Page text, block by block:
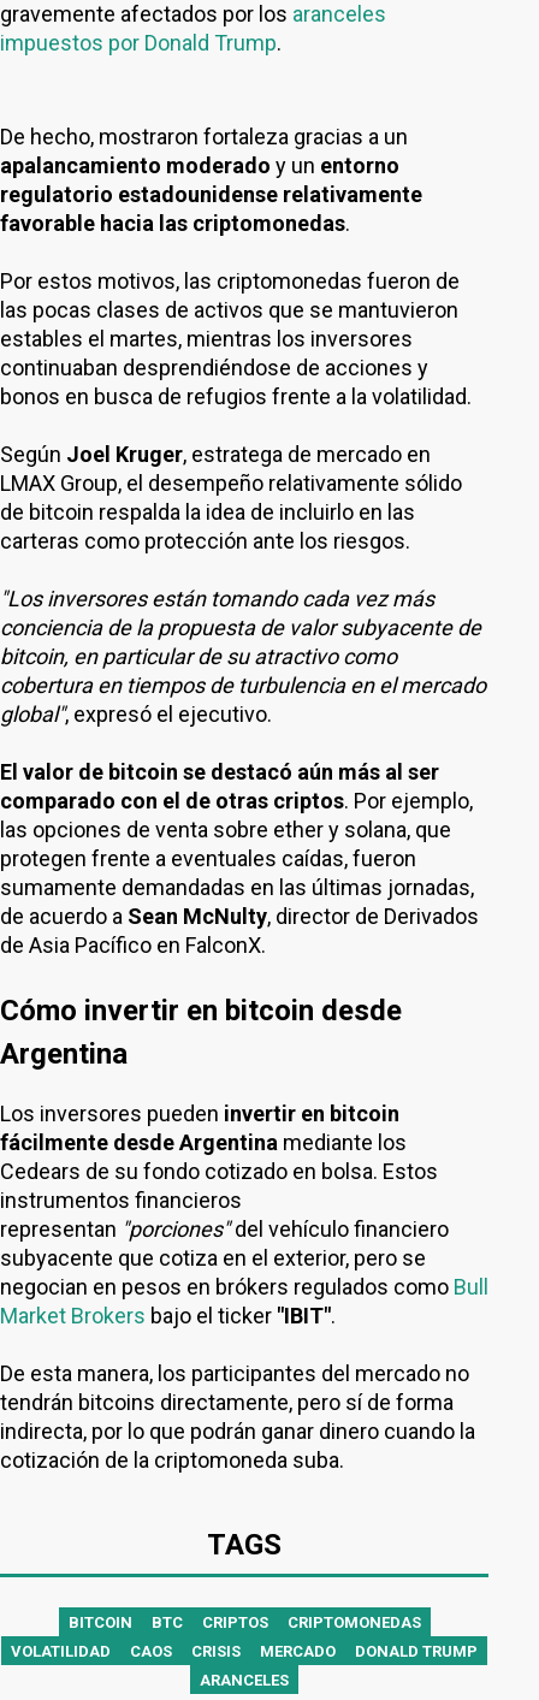
gravemente afectados por los aranceles
impuestos por Donald Trump.
De hecho, mostraron fortaleza gracias a un
apalancamiento moderado y un entorno
regulatorio estadounidense relativamente
favorable hacia las criptomonedas.
Por estos motivos, las criptomonedas fueron de
las pocas clases de activos que se mantuvieron
estables el martes, mientras los inversores
continuaban desprendiéndose de acciones y
bonos en busca de refugios frente a la volatilidad.
Según Joel Kruger, estratega de mercado en
LMAX Group, el desempeño relativamente sólido
de bitcoin respalda la idea de incluirlo en las
carteras como protección ante los riesgos.
"Los inversores están tomando cada vez más
conciencia de la propuesta de valor subyacente de
bitcoin, en particular de su atractivo como
cobertura en tiempos de turbulencia en el mercado
global", expresó el ejecutivo.
El valor de bitcoin se destacó aún más al ser
comparado con el de otras criptos. Por ejemplo,
las opciones de venta sobre ether y solana, que
protegen frente a eventuales caídas, fueron
sumamente demandadas en las últimas jornadas,
de acuerdo a Sean McNulty, director de Derivados
de Asia Pacífico en FalconX.
Cómo invertir en bitcoin desde
Argentina
Los inversores pueden invertir en bitcoin
fácilmente desde Argentina mediante los
Cedears de su fondo cotizado en bolsa. Estos
instrumentos financieros
representan "porciones"del vehículo financiero
subyacente que cotiza en el exterior, pero se
negocian en pesos en brókers regulados como Bull
Market Brokers bajo el ticker "IBIT".
De esta manera, los participantes del mercado no
tendrán bitcoins directamente, pero sí de forma
indirecta, por lo que podrán ganar dinero cuando la
cotización de la criptomoneda suba.
TAGS
BITCOIN BTC CRIPTOS
CRIPTOMONEDAS
VOLATILIDAD
CAOS CRISIS MERCADO
DONALD TRUMP
ARANCELES